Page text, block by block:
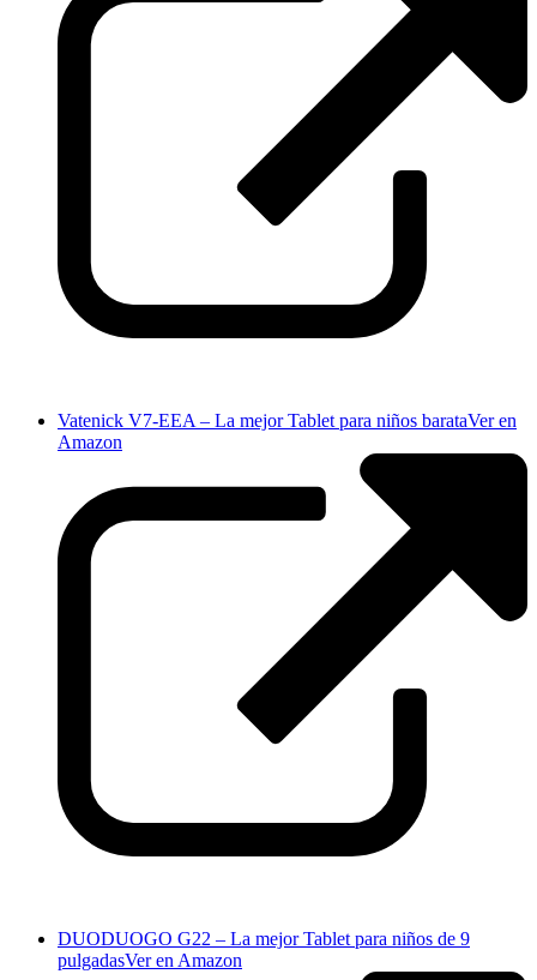
Vatenick V7-EEA – La mejor Tablet para niños barataVer en
Amazon
DUODUOGO G22 – La mejor Tablet para niños de 9
pulgadasVer en Amazon